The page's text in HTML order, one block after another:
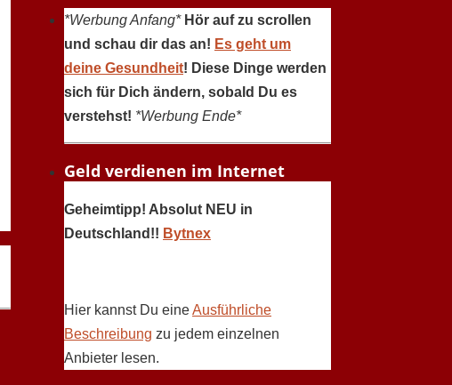
*Werbung Anfang* Hör auf zu scrollen
und schau dir das an! Es geht um
deine Gesundheit! Diese Dinge werden
sich für Dich ändern, sobald Du es
verstehst! *Werbung Ende*
Geld verdienen im Internet
Geheimtipp! Absolut NEU in
Deutschland!! Bytnex
Hier kannst Du eineAusführliche
Beschreibung zu jedem einzelnen
Anbieter lesen.